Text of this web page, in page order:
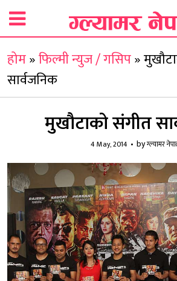
होम»फिल्मी न्युज / गसिप»
सार्वजनिक
मुखौटाको संगीत
4 May, 2014 byग्ल्यामर